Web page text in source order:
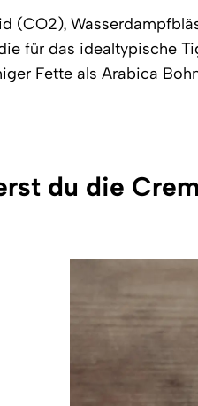
(CO2),
für das idealtypische
Fette als Arabica
du die